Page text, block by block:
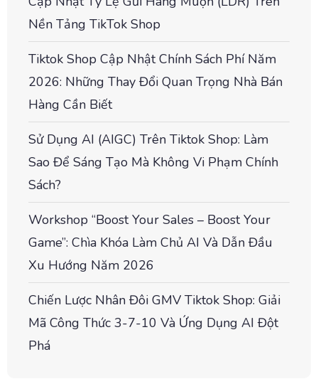
Nền Tảng TikTok Shop
Tiktok Shop Cập Nhật Chính Sách Phí Năm
2026: Những Thay Đổi Quan Trọng Nhà Bán
Hàng Cần Biết
Sử Dụng AI (AIGC) Trên Tiktok Shop: Làm
Sao Để Sáng Tạo Mà Không Vi Phạm Chính
Sách?
Workshop “Boost Your Sales – Boost Your
Game”: Chìa Khóa Làm Chủ AI Và Dẫn Đầu
Xu Hướng Năm 2026
Chiến Lược Nhân Đôi GMV Tiktok Shop: Giải
Mã Công Thức 3-7-10 Và Ứng Dụng AI Đột
Phá